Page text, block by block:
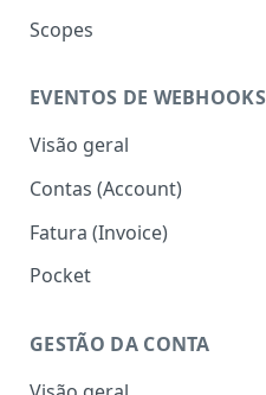
Scopes
EVENTOS DE WEBHOOKS
Visão geral
Contas (Account)
Fatura (Invoice)
Pocket
GESTÃO DA CONTA